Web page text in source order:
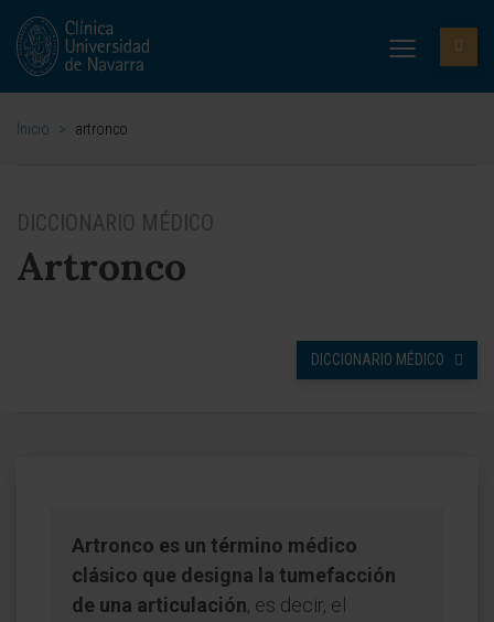
Inicio > artronco
DICCIONARIO MÉDICO
Artronco
DICCIONARIO MÉDICO
Artronco es un término médico
clásico que designa la tumefacción
de una articulación, es decir, el